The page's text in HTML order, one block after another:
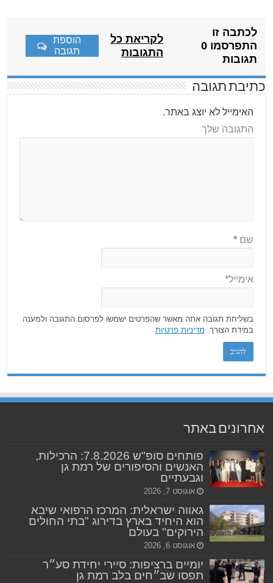
לכתבה זו
התפרסמו 0
תגובות
לקריאת כל
התגובות
הוספת
תגובה
כתיבת תגובה
האימייל לא יוצג באתר.
התגובה שלך
שם*
אימייל*
בשליחת תגובה אתה מאשר שהפרטים ישמשו לפרסום התגובה ולמענה
במידת הצורך. מדיניות פרטיות
אחרונים באתר
פותחים סופ"ש 7.8.2026: הרכילות,
האנשים והסיפורים של רמת גן
וגבעתיים
אוגוסט 7, 2026
גאווה ישראלית: המרכז הרפואי שיבא
הוא היחיד בארץ בדירוג "בתי החולים
הירוקים" בעולם
אוגוסט 6, 2026
יומיים ברציפות: סיירי יחידת סע״ר
תפסו שב״חים בלב רמת גן